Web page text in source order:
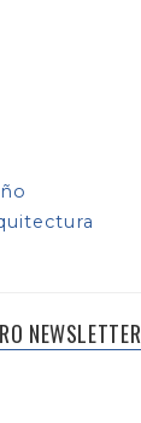
NEWSLETTER